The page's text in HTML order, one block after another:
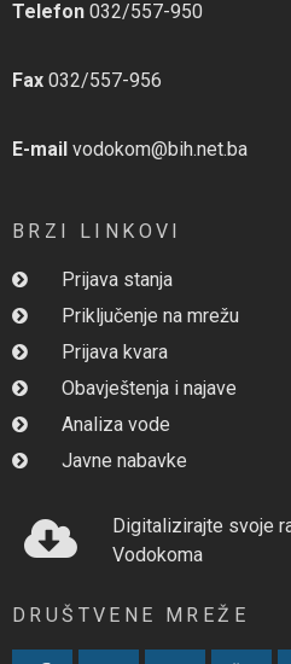
Telefon 032/557-950
Fax 032/557-956
E-mail vodokom@bih.net.ba
BRZI LINKOVI
Prijava stanja
Priključenje na mrežu
Prijava kvara
Obavještenja i najave
Analiza vode
Javne nabavke
Digitalizirajte svoje
Vodokoma
DRUŠTVENE MREŽE